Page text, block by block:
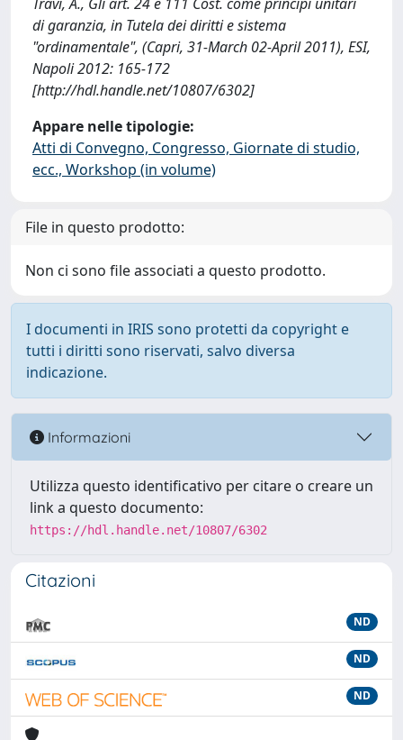
di garanzia, in Tutela dei diritti e sistema
"ordinamentale", (Capri, 31-March 02-April 2011), ESI,
Napoli 2012: 165-172
[http://hdl.handle.net/10807/6302]
Appare nelle tipologie:
Atti di Convegno, Congresso, Giornate di studio,
ecc., Workshop (in volume)
File in questo prodotto:
Non ci sono file associati a questo prodotto.
I documenti in IRIS sono protetti da copyright e
tutti i diritti sono riservati, salvo diversa
indicazione.
Informazioni
Utilizza questo identificativo per citare o creare un
link a questo documento:
https://hdl.handle.net/10807/6302
Citazioni
ND
ND
ND